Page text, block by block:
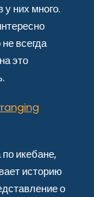
них много.
всегда
это
икебане,
историю
о